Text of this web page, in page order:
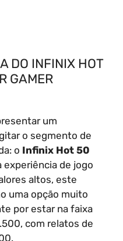
DO INFINIX HOT
GAMER
um
o segmento de
o Infinix Hot 50
experiência de jogo
altos, este
uma opção muito
por estar na faixa
com relatos de